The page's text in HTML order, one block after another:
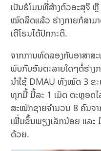
ເປັນຮໍໂມນທີ່ສ້າງຕົວອະສຸຈິ ຫຼື
ໝົດລິດແລ້ວ ຮ່າງກາຍກໍສາມ
ເຕີໂຣນໄດ້ປົກກະຕິ.
ຈາກການທົດລອງກັບອາສາ
ພົບກັບອັນຕະລາຍໃດໆຕໍ່ຮ່າງ
ນຳໃຊ້ DMAU ທັງໝົດ 3 ຂ
ທຸກມື້ ມື້ລະ 1 ເມັດ ຕະຫຼອດໄ
ສະໝັກຊາຍຈຳນວນ 8 ຄົນຈ
ເພີ່ມຂຶ້ນພຽງເລັກນ້ອຍ ແລະ
ດ້ວຍ.